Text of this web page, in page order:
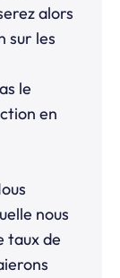
alors
sur les
le
en
nous
taux de